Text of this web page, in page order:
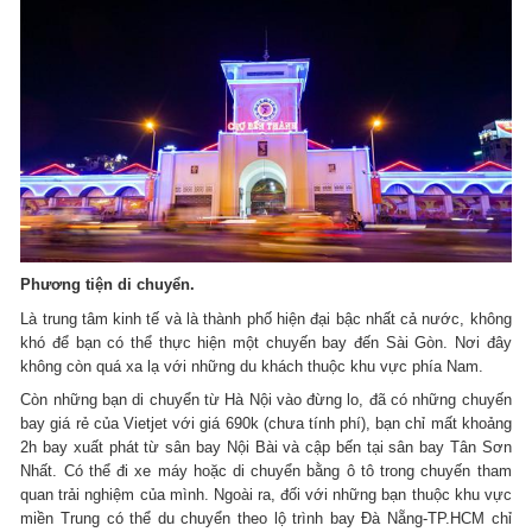
Phương tiện di chuyển.
Là trung tâm kinh tế và là thành phố hiện đại bậc nhất cả nước, không
khó để bạn có thể thực hiện một chuyến bay đến Sài Gòn. Nơi đây
không còn quá xa lạ với những du khách thuộc khu vực phía Nam.
Còn những bạn di chuyển từ Hà Nội vào đừng lo, đã có những chuyến
bay giá rẻ của Vietjet với giá 690k (chưa tính phí), bạn chỉ mất khoảng
2h bay xuất phát từ sân bay Nội Bài và cập bến tại sân bay Tân Sơn
Nhất. Có thể đi xe máy hoặc di chuyển bằng ô tô trong chuyến tham
quan trải nghiệm của mình. Ngoài ra, đối với những bạn thuộc khu vực
miền Trung có thể du chuyển theo lộ trình bay Đà Nẵng-TP.HCM chỉ